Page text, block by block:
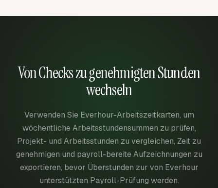
Von Checks zu genehmigten Stunden
wechseln
Verwenden Sie Everhour-Arbeitszeitkarten, um
wöchentliche Arbeitsstundensummen zu prüfen,
Projekt- und Arbeitsstunden zu vergleichen, Zeit zu
genehmigen und payroll-bereite Aufzeichnungen zu
exportieren, bevor Überstunden zur von Everhour
unterstützten Payroll-Prüfung werden.